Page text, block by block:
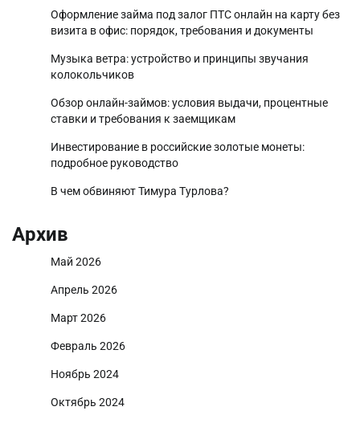
Оформление займа под залог ПТС онлайн на карту без
визита в офис: порядок, требования и документы
Музыка ветра: устройство и принципы звучания
колокольчиков
Обзор онлайн-займов: условия выдачи, процентные
ставки и требования к заемщикам
Инвестирование в российские золотые монеты:
подробное руководство
В чем обвиняют Тимура Турлова?
Архив
Май 2026
Апрель 2026
Март 2026
Февраль 2026
Ноябрь 2024
Октябрь 2024